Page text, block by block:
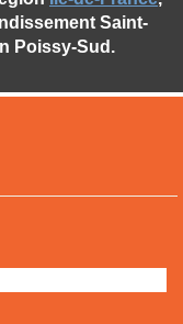
Saint-
Poissy-Sud.